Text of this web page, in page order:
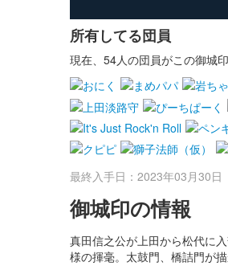
所有してる団員
現在、54人の団員がこの御城
最終入手日：2023年03月30日
御城印の情報
真田信之公が上田から松代に
様の揮毫。太鼓門、橋詰門が描